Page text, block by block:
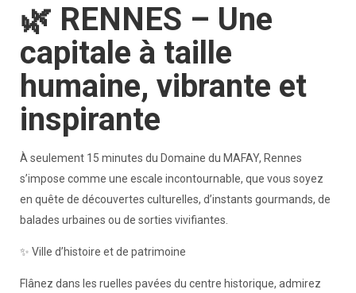
🌿 RENNES – Une
capitale à taille
humaine, vibrante et
inspirante
À seulement 15 minutes du Domaine du MAFAY, Rennes
s’impose comme une escale incontournable, que vous soyez
en quête de découvertes culturelles, d’instants gourmands, de
balades urbaines ou de sorties vivifiantes.
✨ Ville d’histoire et de patrimoine
Flânez dans les ruelles pavées du centre historique, admirez